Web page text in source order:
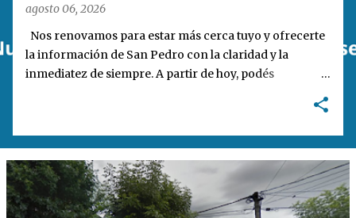
agosto 06, 2026
Nos renovamos para estar más cerca tuyo y ofrecerte
la información de San Pedro con la claridad y la
inmediatez de siempre. A partir de hoy, podés
Desarrollamos una interfaz más ágil, moderna e
intuitiva, pensada para optimizar la navegación desde
cualquier dispositivo, facilitar el acceso a las noticias
locales y potenciar la interacción de los lectores con